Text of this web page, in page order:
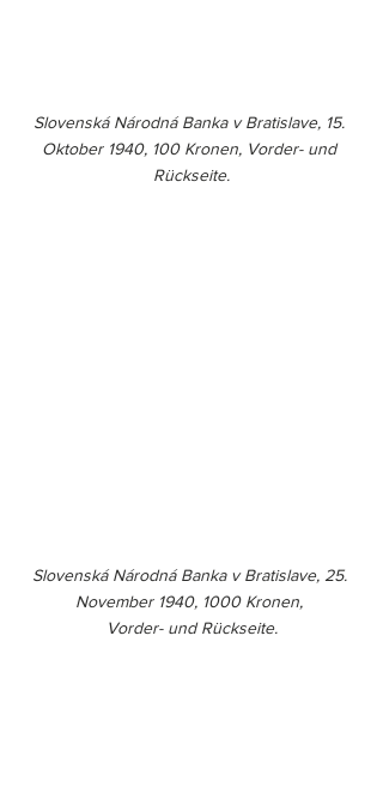
Slovenská Národná Banka v Bratislave, 15.
Oktober 1940, 100 Kronen, Vorder- und
Rückseite.
Slovenská Národná Banka v Bratislave, 25.
November 1940, 1000 Kronen,
Vorder- und Rückseite.